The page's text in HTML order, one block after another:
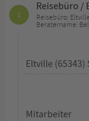
1
Reisebüro /
Reisebüro: Eltville
Beratername:
Mitarbeiter